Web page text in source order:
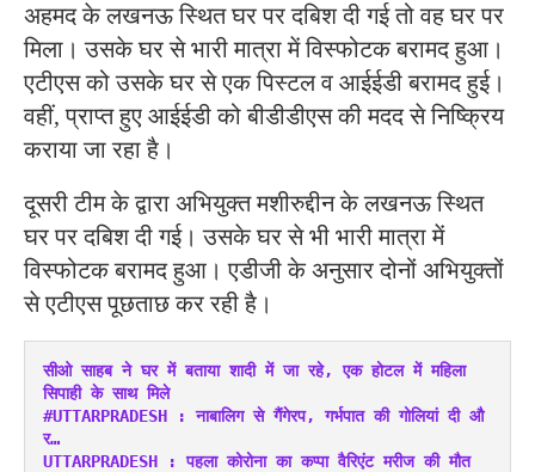
अहमद के लखनऊ स्थित घर पर दबिश दी गई तो वह घर पर
मिला। उसके घर से भारी मात्रा में विस्फोटक बरामद हुआ।
एटीएस को उसके घर से एक पिस्टल व आईईडी बरामद हुई।
वहीं, प्राप्त हुए आईईडी को बीडीडीएस की मदद से निष्क्रिय
कराया जा रहा है।
दूसरी टीम के द्वारा अभियुक्त मशीरुद्दीन के लखनऊ स्थित
घर पर दबिश दी गई। उसके घर से भी भारी मात्रा में
विस्फोटक बरामद हुआ। एडीजी के अनुसार दोनों अभियुक्तों
से एटीएस पूछताछ कर रही है।
सीओ साहब ने घर में बताया शादी में जा रहे, एक होटल में महिला
सिपाही के साथ मिले
#UTTARPRADESH : नाबालिग से गैंगेरप, गर्भपात की गोलियां दी औ
र…
UTTARPRADESH : पहला कोरोना का कप्पा वैरिएंट मरीज की मौत